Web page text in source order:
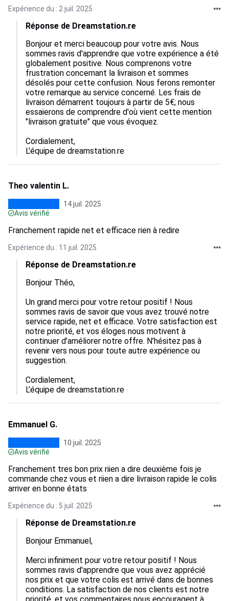
Expérience du : 2 juil. 2025
Réponse de Dreamstation.re
Bonjour et merci beaucoup pour votre avis. Nous
sommes ravis d'apprendre que votre expérience a été
globalement positive. Nous comprenons votre
frustration concernant la livraison et sommes
désolés pour cette confusion. Nous ferons remonter
votre remarque au service concerné. Les frais de
livraison démarrent toujours à partir de 5€; nous
essaierons de comprendre d'où vient cette mention
"livraison gratuite" que vous évoquez.
Cordialement,
L'équipe de dreamstation.re
Theo valentin L.
14 juil. 2025
Avis vérifié
Franchement rapide net et efficace rien à redire
Expérience du : 11 juil. 2025
Réponse de Dreamstation.re
Bonjour Théo,
Un grand merci pour votre retour positif ! Nous
sommes ravis de savoir que vous avez trouvé notre
service rapide, net et efficace. Votre satisfaction est
notre priorité, et vos éloges nous motivent à
continuer d’améliorer notre offre. N’hésitez pas à
revenir vers nous pour toute autre expérience ou
suggestion.
Cordialement,
L’équipe de dreamstation.re
Emmanuel G.
10 juil. 2025
Avis vérifié
Franchement tres bon prix riien a dire deuxième fois je
commande chez vous et riien a dire livraison rapide le colis
arriver en bonne états
Expérience du : 5 juil. 2025
Réponse de Dreamstation.re
Bonjour Emmanuel,
Merci infiniment pour votre retour positif ! Nous
sommes ravis d'apprendre que vous avez apprécié
nos prix et que votre colis est arrivé dans de bonnes
conditions. La satisfaction de nos clients est notre